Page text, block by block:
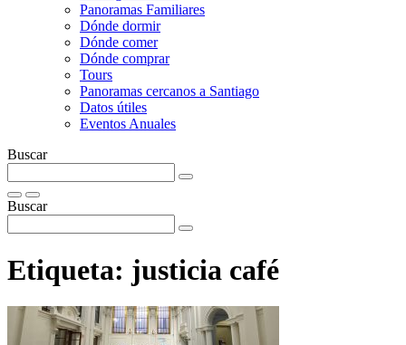
Panoramas Familiares
Dónde dormir
Dónde comer
Dónde comprar
Tours
Panoramas cercanos a Santiago
Datos útiles
Eventos Anuales
Buscar
Buscar
Etiqueta: justicia café